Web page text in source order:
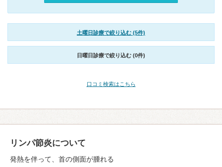
土曜日診療で絞り込む (5件)
日曜日診療で絞り込む (0件)
口コミ検索はこちら
リンパ節炎について
発熱を伴って、首の側面が腫れる